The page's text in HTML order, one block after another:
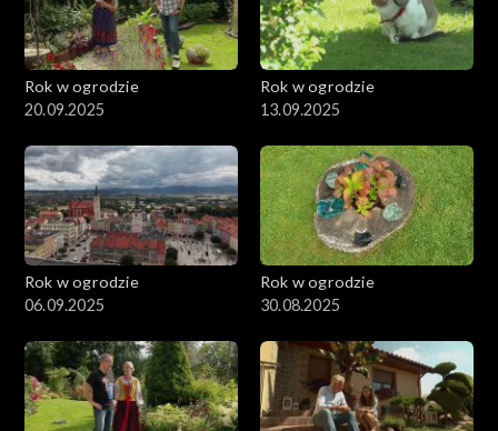
Rok w ogrodzie
20.09.2025
Rok w ogrodzie
13.09.2025
Rok w ogrodzie
06.09.2025
Rok w ogrodzie
30.08.2025